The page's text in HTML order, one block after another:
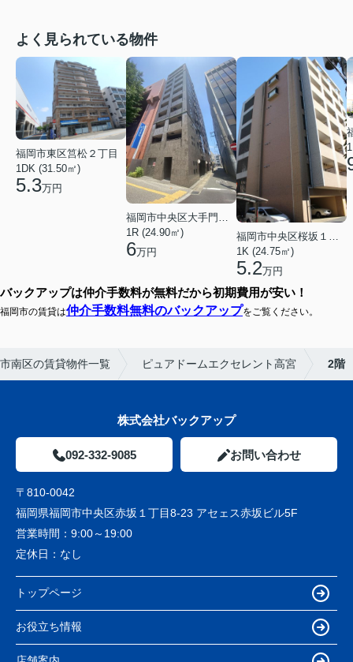
よく見られている物件
福岡市東区筥松２丁目
1DK (31.50㎡)
5.3万円
福岡市中央区大手門３丁目
1R (24.90㎡)
6万円
1K (24.75㎡)
5.2万円
バックアップは仲介手数料が無料だから初期費用が安い！
福岡市の賃貸は仲介手数料無料のバックアップをご覧ください。
南区の賃貸物件一覧 ピュアドームエクセレント高宮 2階
株式会社バックアップ
092-332-9085 お問い合わせ
〒810-0042
福岡県福岡市中央区赤坂１丁目8-23 アセェス赤坂ビル5F
営業時間： 9:00～19:00
定休日： なし
トップページ
お役立ち情報